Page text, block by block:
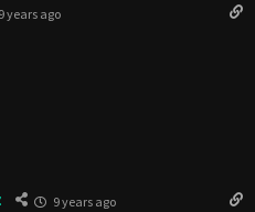
9 years ago
9 years ago